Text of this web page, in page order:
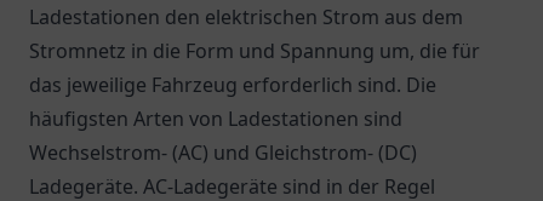
Ladestationen den elektrischen Strom aus dem
Stromnetz in die Form und Spannung um, die für
das jeweilige Fahrzeug erforderlich sind. Die
häufigsten Arten von Ladestationen sind
Wechselstrom- (AC) und Gleichstrom- (DC)
Ladegeräte. AC-Ladegeräte sind in der Regel